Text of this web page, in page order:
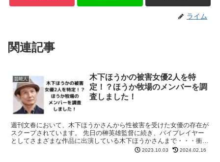
ライム
関連記事
芸能人
木下ほうかの被害女優2人を特
定！？ほうか牧場のメンバーを調
査しました！
週刊文春において、木下ほうかさんから性被害を受けた女優の存在が
スクープされています。 先日の榊英雄監督に続き、バイプレイヤー
としてさまざまな作品に出演している木下ほうかさんまで・・・衝撃
ですね。 今回は、木下ほうかさんの被害にあった女優につ...
2023.10.03 2024.02.16